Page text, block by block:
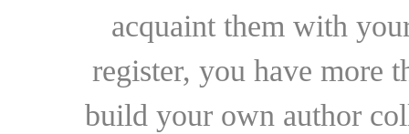
acquaint them with
register, you have more
build your own author